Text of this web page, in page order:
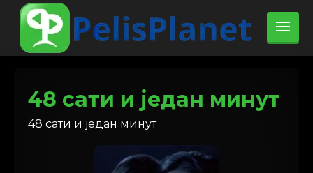
48 сати и један минут
48 сати и један минут